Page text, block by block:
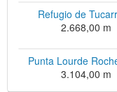
Refugio de
2.668,00 m
Punta Lourde
3.104,00 m